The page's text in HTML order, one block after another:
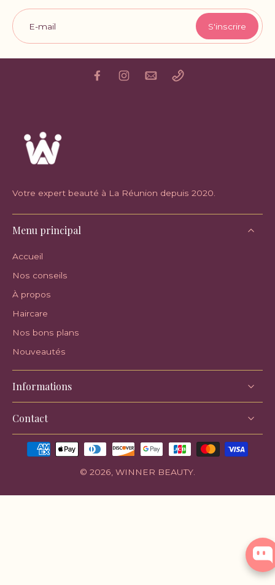
E-mail S'inscrire
Votre expert beauté à La Réunion depuis 2020.
Menu principal
Accueil
Nos conseils
À propos
Haircare
Nos bons plans
Nouveautés
Informations
Contact
© 2026, WINNER BEAUTY